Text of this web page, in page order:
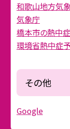
和歌山地方気
気象庁
橋本市の熱中症
環境省熱中症
その他
Google